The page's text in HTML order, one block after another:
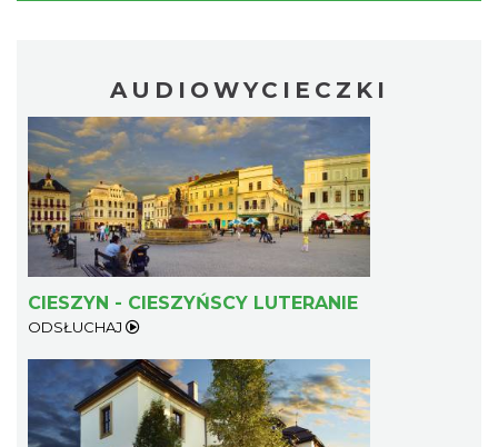
AUDIOWYCIECZKI
CIESZYN - CIESZYŃSCY LUTERANIE
ODSŁUCHAJ